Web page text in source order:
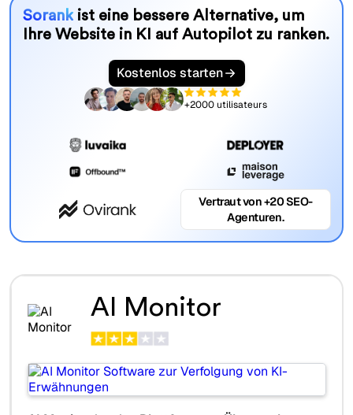
Sorankist eine bessere Alternative, um
Ihre Website in KI auf Autopilot zu ranken.
Kostenlos starten
+2000 utilisateurs
Vertraut von +20 SEO-
Agenturen.
AI Monitor